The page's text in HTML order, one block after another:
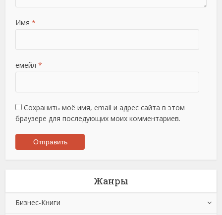
Имя *
емейл *
Сохранить моё имя, email и адрес сайта в этом
браузере для последующих моих комментариев.
Жанры
Бизнес-Книги